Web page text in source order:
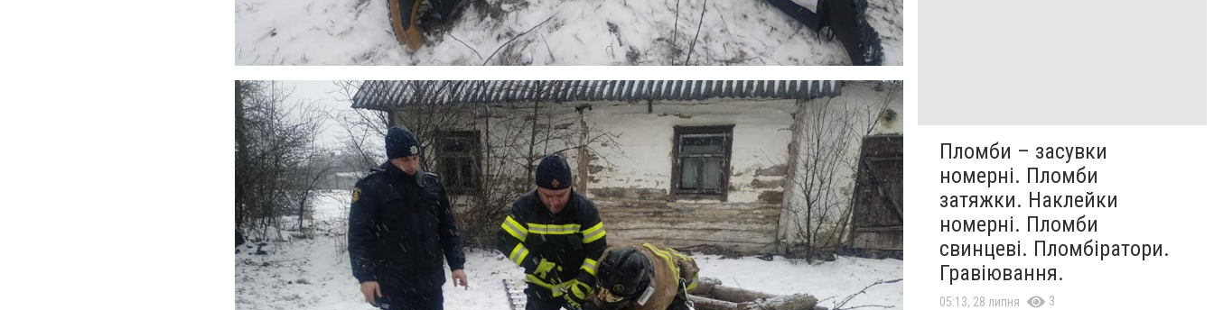
Пломби – засувки
номерні. Пломби
затяжки. Наклейки
номерні. Пломби
свинцеві. Пломбіратори.
Гравіювання.
05:13, 28 липня 3